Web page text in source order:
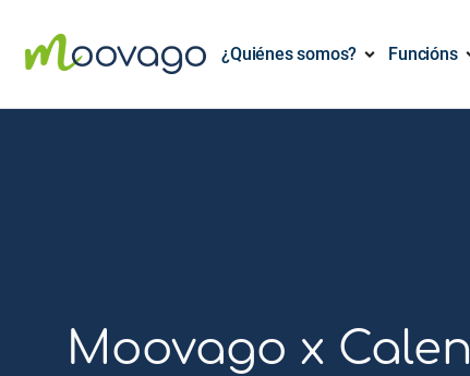
¿Quiénes somos? Funcións
Moovago x